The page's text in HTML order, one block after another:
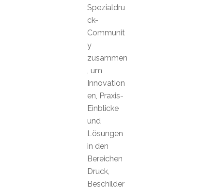
Spezialdru
ck-
Communit
y
zusammen
, um
Innovation
en, Praxis-
Einblicke
und
Lösungen
in den
Bereichen
Druck,
Beschilder